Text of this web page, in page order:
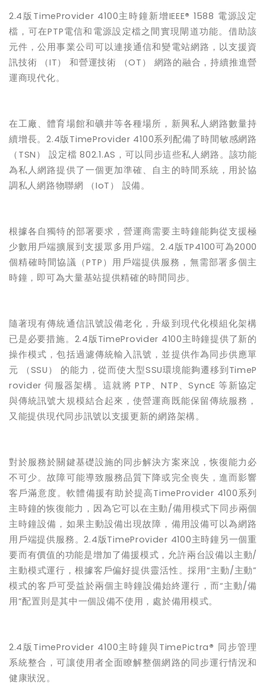
2.4版 TimeProvider 4100主時鐘新增IEEE® 1588 電源設定
檔，可在PTP電信和電源設定檔之間實現閘道功能。借助該
元件，公用事業公司可以連接通信和變電站網路，以支援資
訊技術
（IT） 和營運技術 （OT ）
網路的融合，持續推進營
運商現代化。
在工廠、體育場館和礦井等各種場所，新興私人網路數量持
續增長。2.4版TimeProvider 4100系列配備了時間敏感網路
（ TSN ） 設定檔 802.1.AS ，可以同步這些私人網路。該功能
為私人網路提供了一個更加準確、自主的時間系統，用於協
調私人網路物聯網
（IoT ） 設備。
根據各自獨特的部署要求，營運商需要主時鐘能夠從支援極
少數用戶端擴展到支援眾多用戶端。2.4版TP4100可為2000
個精確時間協議（PTP ）用戶端提供服務，無需部署多個主
時鐘，即可為大量基站提供精確的時間同步。
隨著現有傳統通信訊號設備老化，升級到現代化模組化架構
已是必要措施。 2.4版TimeProvider 4100主時鐘提供了新的
操作模式，包括過濾傳統輸入訊號，並提供作為同步供應單
元
（SSU ） 的能力，從而使大型SSU環境能夠遷移到 TimeP
rovider伺服器架構。這就將 PTP 、NTP 、SyncE等新協定
與傳統訊號大規模結合起來，使營運商既能保留傳統服務，
又能提供現代同步訊號以支援更新的網路架構。
對於服務於關鍵基礎設施的同步解決方案來說，恢復能力必
不可少。故障可能導致服務品質下降或完全喪失，進而影響
客戶滿意度。軟體備援有助於提高TimeProvider 4100系列
主時鐘的恢復能力，因為它可以在主動/備用模式下同步兩個
主時鐘設備，如果主動設備出現故障，備用設備可以為網路
用戶端提供服務。2.4版TimeProvider 4100主時鐘另一個重
要而有價值的功能是增加了備援模式，允許兩台設備以主動/
主動模式運行，根據客戶偏好提供靈活性。採用“主動/主動”
模式的客戶可受益於兩個主時鐘設備始終運行，而“主動/備
用”配置則是其中一個設備不使用，處於備用模式。
2.4版 TimeProvider 4100主時鐘與TimePictra® 同步管理
系統整合，可讓使用者全面瞭解整個網路的同步運行情況和
健康狀況。